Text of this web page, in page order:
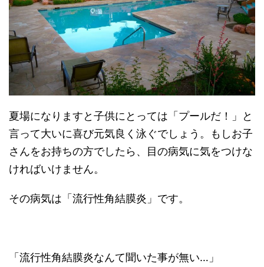
夏場になりますと子供にとっては「プールだ！」と
言って大いに喜び元気良く泳ぐでしょう。もしお子
さんをお持ちの方でしたら、目の病気に気をつけな
ければいけません。
その病気は「流行性角結膜炎」です。
「流行性角結膜炎なんて聞いた事が無い…」